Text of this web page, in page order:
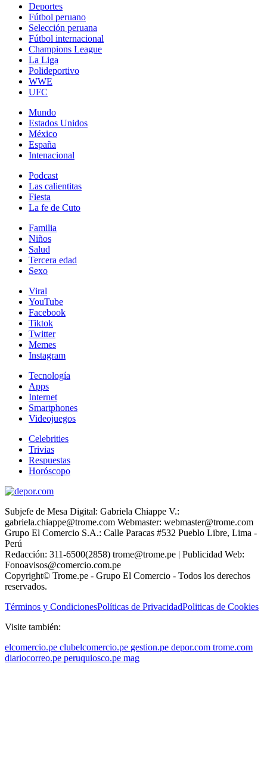
Deportes
Fútbol peruano
Selección peruana
Fútbol internacional
Champions League
La Liga
Polideportivo
WWE
UFC
Mundo
Estados Unidos
México
España
Intenacional
Podcast
Las calientitas
Fiesta
La fe de Cuto
Familia
Niños
Salud
Tercera edad
Sexo
Viral
YouTube
Facebook
Tiktok
Twitter
Memes
Instagram
Tecnología
Apps
Internet
Smartphones
Videojuegos
Celebrities
Trivias
Respuestas
Horóscopo
Subjefe de Mesa Digital: Gabriela Chiappe V.:
gabriela.chiappe@trome.com Webmaster: webmaster@trome.com
Grupo El Comercio S.A.: Calle Paracas #532 Pueblo Libre, Lima -
Perú
Redacción: 311-6500(2858) trome@trome.pe | Publicidad Web:
Fonoavisos@comercio.com.pe
Copyright© Trome.pe - Grupo El Comercio - Todos los derechos
reservados.
Términos y CondicionesPolíticas de PrivacidadPoliticas de Cookies
Visite también:
elcomercio.pe clubelcomercio.pe gestion.pe depor.com trome.com
diariocorreo.pe peruquiosco.pe mag